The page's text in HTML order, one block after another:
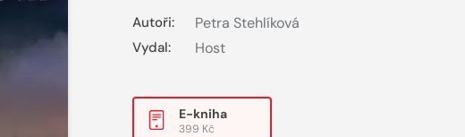
Autoři: Petra Stehlíková
Vydal: Host
E-kniha
399 Kč